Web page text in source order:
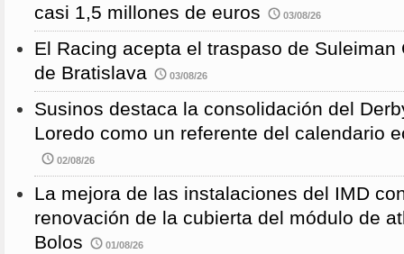
casi 1,5 millones de euros
03/08/26
El Racing acepta el traspaso de Suleiman
de Bratislava
03/08/26
Susinos destaca la consolidación del
Loredo como un referente del calendario
02/08/26
La mejora de las instalaciones del IMD
renovación de la cubierta del módulo de
Bolos
01/08/26